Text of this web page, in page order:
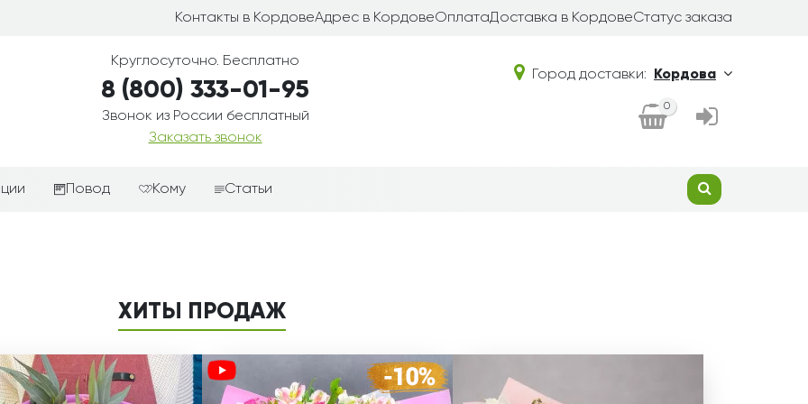
Контакты в КордовеАдрес в КордовеОплатаДоставка в КордовеСтатус заказа
Круглосуточно. Бесплатно
8 (800) 333-01-95
Звонок из России бесплатный
Заказать звонок
Город доставки: Кордова
0
корзины
Повод
День рождения
Любовь
Просто так
Кому
Мужчине
Папе
Статьи
ХИТЫ ПРОДАЖ